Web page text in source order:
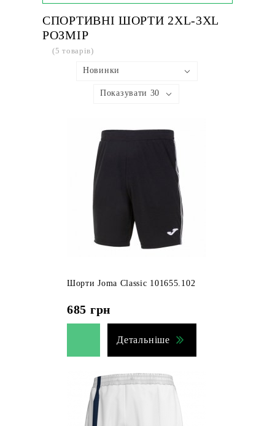
СПОРТИВНІ ШОРТИ 2XL-3XL
РОЗМІР
(5 товарів)
Новинки
Показувати 30
Шорти Joma Classic 101655.102
685 грн
Детальніше